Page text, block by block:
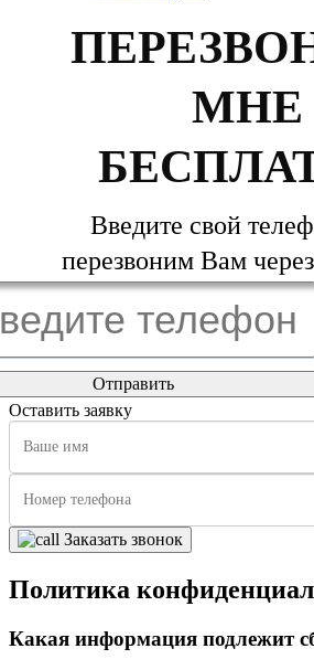
МНЕ
Введите свой
перезвоним Вам
Оставить заявку
Заказать звонок
Политика
Какая информация подлежит